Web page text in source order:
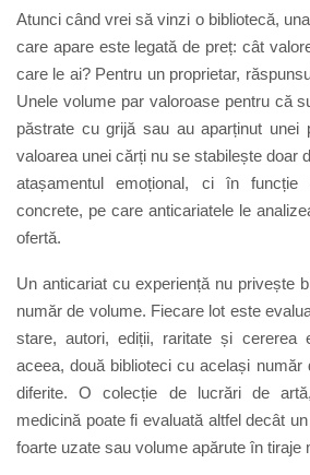
Atunci când vrei să vinzi o bibliotecă,
care apare este legată de preț: cât
care le ai? Pentru un proprietar,
Unele volume par valoroase pentru că
păstrate cu grijă sau au aparținut unei
valoarea unei cărți nu se stabilește doar
atașamentul emoțional, ci în
concrete, pe care anticariatele le
ofertă.
Un anticariat cu experiență nu privește
număr de volume. Fiecare lot este
stare, autori, ediții, raritate și cererea
aceea, două biblioteci cu același
diferite. O colecție de lucrări de
medicină poate fi evaluată altfel decât
foarte uzate sau volume apărute în tiraje